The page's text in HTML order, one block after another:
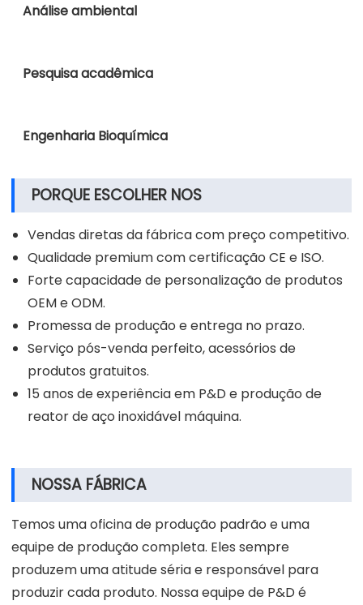
Análise ambiental
Pesquisa acadêmica
Engenharia Bioquímica
PORQUE ESCOLHER NOS
Vendas diretas da fábrica com preço competitivo.
Qualidade premium com certificação CE e ISO.
Forte capacidade de personalização de produtos
OEM e ODM.
Promessa de produção e entrega no prazo.
Serviço pós-venda perfeito, acessórios de
produtos gratuitos.
15 anos de experiência em P&D e produção de
reator de aço inoxidável máquina.
NOSSA FÁBRICA
Temos uma oficina de produção padrão e uma
equipe de produção completa. Eles sempre
produzem uma atitude séria e responsável para
produzir cada produto. Nossa equipe de P&D é